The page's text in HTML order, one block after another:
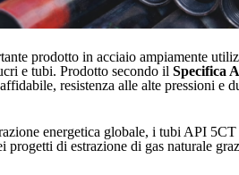
prodotto in acciaio ampiamente
e tubi. Prodotto secondo ilSpecifica
resistenza alle alte pressioni e
energetica globale, i tubi API
di estrazione di gas naturale